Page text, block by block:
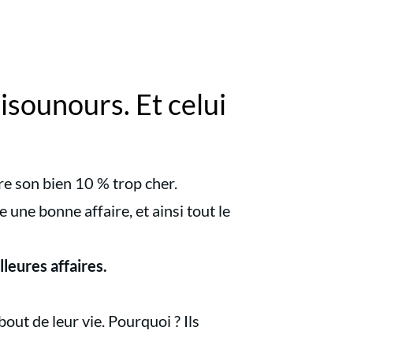
Et celui
son bien 10 % trop cher.
une bonne affaire, et ainsi tout le
affaires.
de leur vie. Pourquoi ? Ils